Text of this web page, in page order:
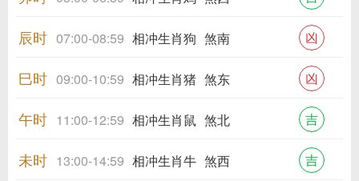
辰时 07:00-08:59 相冲生肖狗 煞南 凶
巳时 09:00-10:59 相冲生肖猪 煞东 凶
午时 11:00-12:59 相冲生肖鼠 煞北 吉
未时 13:00-14:59 相冲生肖牛 煞西 吉